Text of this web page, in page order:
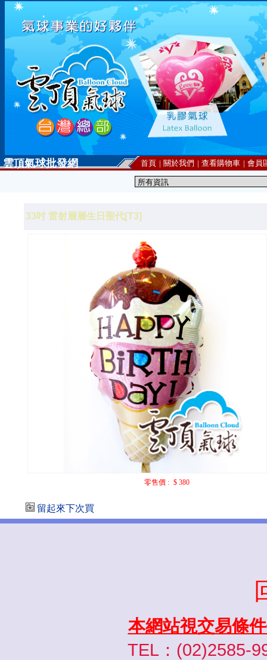
雲頂氣球批發網 首頁 | 關於我們 | 查看購物車 | 會員
33吋 雷射層層生日聖代[T3]
零售價 : $ 380
留起來下次買
本網站視交易條
TEL：(02)2585-